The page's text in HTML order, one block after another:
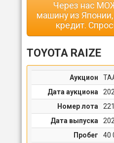
Через нас
машину из
кредит.
TOYOTA RAIZE
Аукцион
Дата аукциона
Номер лота
Дата выпуска
Пробег
40